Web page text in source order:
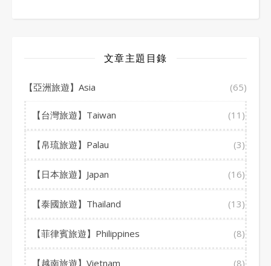
文章主題目錄
【亞洲旅遊】Asia (65)
【台灣旅遊】Taiwan (11)
【帛琉旅遊】Palau (3)
【日本旅遊】Japan (16)
【泰國旅遊】Thailand (13)
【菲律賓旅遊】Philippines (8)
【越南旅遊】Vietnam (8)